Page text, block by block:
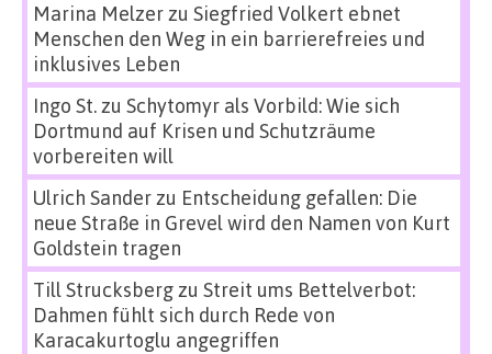
Marina Melzerzu Siegfried Volkert ebnet
Menschen den Weg in ein barrierefreies und
inklusives Leben
Ingo St.zu Schytomyr als Vorbild: Wie sich
Dortmund auf Krisen und Schutzräume
vorbereiten will
Ulrich Sanderzu Entscheidung gefallen: Die
neue Straße in Grevel wird den Namen von Kurt
Goldstein tragen
Till Strucksbergzu Streit ums Bettelverbot:
Dahmen fühlt sich durch Rede von
Karacakurtoglu angegriffen